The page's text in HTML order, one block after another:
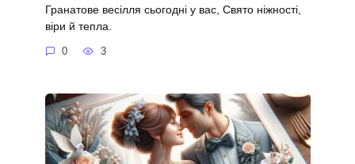
Гранатове весілля сьогодні у вас, Свято ніжності,
віри й тепла.
0 3